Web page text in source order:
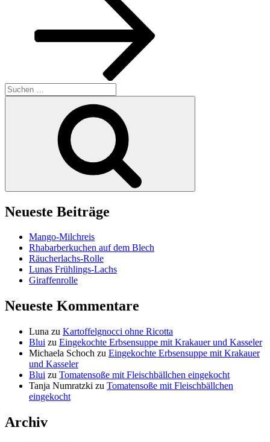
Suchen
nach:
Neueste Beiträge
Mango-Milchreis
Rhabarberkuchen auf dem Blech
Räucherlachs-Rolle
Lunas Frühlings-Lachs
Giraffenrolle
Neueste Kommentare
Luna zu Kartoffelgnocci ohne Ricotta
Blui zu Eingekochte Erbsensuppe mit Krakauer und Kasseler
Michaela Schoch zu Eingekochte Erbsensuppe mit Krakauer
und Kasseler
Blui zu Tomatensoße mit Fleischbällchen eingekocht
Tanja Numratzki zu Tomatensoße mit Fleischbällchen
eingekocht
Archiv